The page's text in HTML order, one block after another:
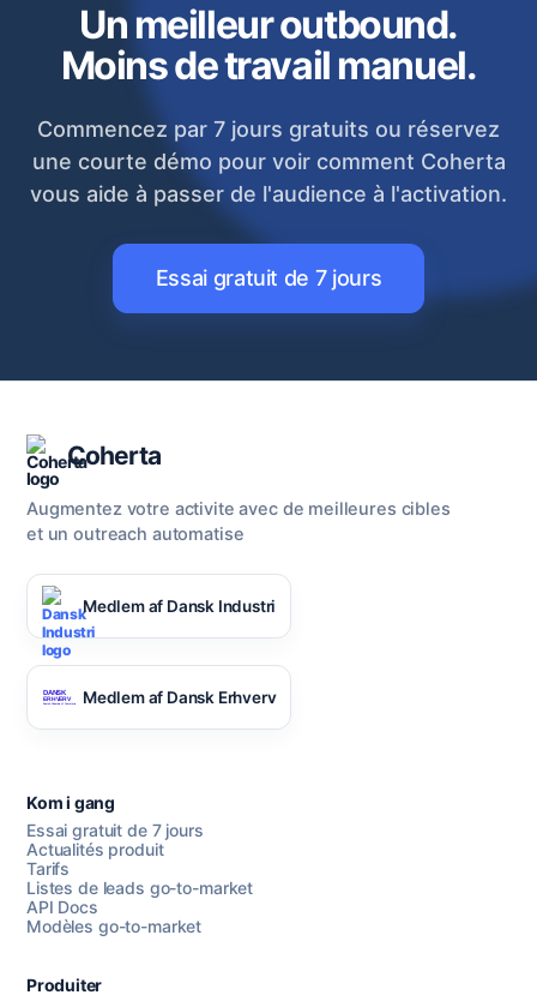
Un meilleur outbound.
Moins de travail manuel.
Commencez par 7 jours gratuits ou réservez
une courte démo pour voir comment Coherta
vous aide à passer de l'audience à l'activation.
Essai gratuit de 7 jours
Coherta
Augmentez votre activite avec de meilleures cibles
et un outreach automatise
Medlem af Dansk Industri
Medlem af Dansk Erhverv
Kom i gang
Essai gratuit de 7 jours
Actualités produit
Tarifs
Listes de leads go-to-market
API Docs
Modèles go-to-market
Produiter